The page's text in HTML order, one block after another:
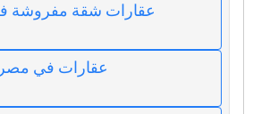
عقارات شقة مفروشة
عقارات في مصر